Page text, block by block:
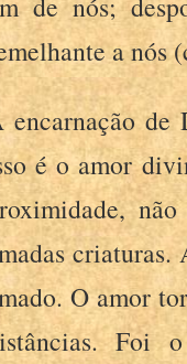
a nós
encarnação de
é o amor
O amor
Foi